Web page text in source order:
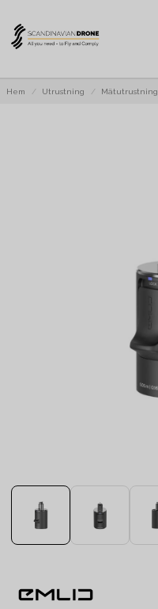
Hem Utrustning Mätutrustning